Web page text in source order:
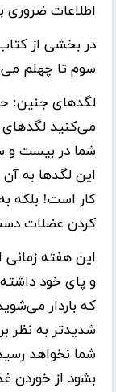
اطلاعات ضروری
در بخشی از
سوم تا چهلم
لگد‌های جنین:
می‌کنید
شما در بیست و‌
این لگدها به
کار است! بلکه
کردن عضلات
این هفته
و پای خود
که باردار
شدیدتر به نظر
شما نخواهد
بشود از خوردن